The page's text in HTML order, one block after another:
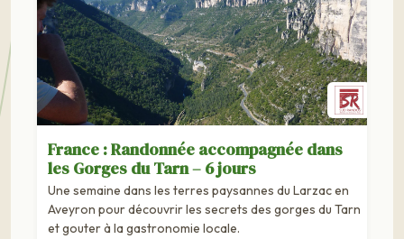
France : Randonnée accompagnée dans
les Gorges du Tarn – 6 jours
Une semaine dans les terres paysannes du Larzac en
Aveyron pour découvrir les secrets des gorges du Tarn
et gouter à la gastronomie locale.